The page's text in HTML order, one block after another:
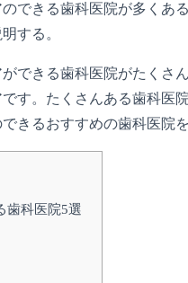
できる歯科医院が多く
する。
できる歯科医院がたく
す。たくさんある歯科医
きるおすすめの歯科医院
歯科医院5選